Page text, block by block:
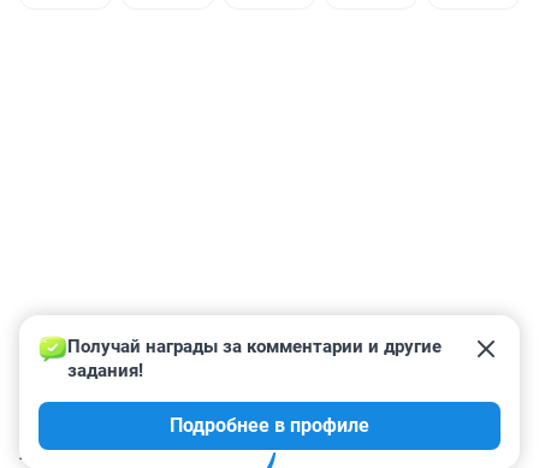
КОММЕНТАРИИ 71
Получай награды за комментарии и другие
задания!
Подробнее в профиле